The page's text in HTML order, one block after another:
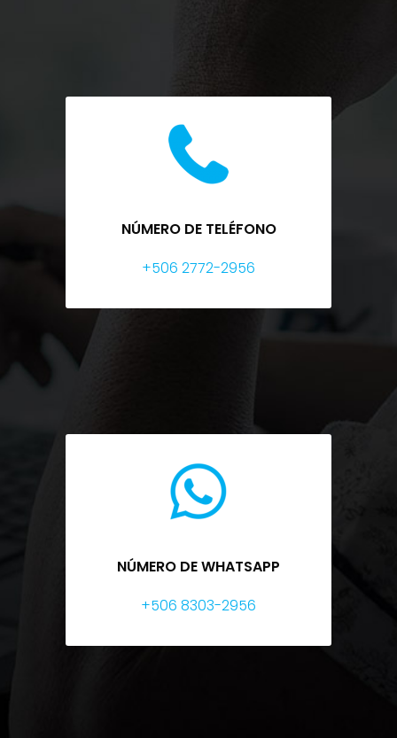
NÚMERO DE TELÉFONO
+506 2772-2956
NÚMERO DE WHATSAPP
+506 8303-2956